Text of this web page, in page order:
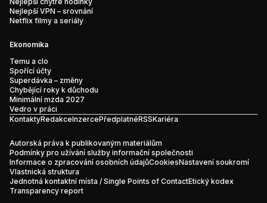
Nejlepší VPN – srovnání
Netflix filmy a seriály
Ekonomika
Temu a clo
Spořící účty
Superdávka – změny
Chybějící roky k důchodu
Minimální mzda 2027
Vedro v práci
KontaktyRedakceInzercePředplatnéRSSKariéra
Autorská práva k publikovaným materiálům
Podmínky pro užívání služby informační společnosti
Informace o zpracování osobních údajůCookiesNastavení soukromí
Vlastnická struktura
Jednotná kontaktní místa / Single Points of ContactEtický kodex
Transparency report